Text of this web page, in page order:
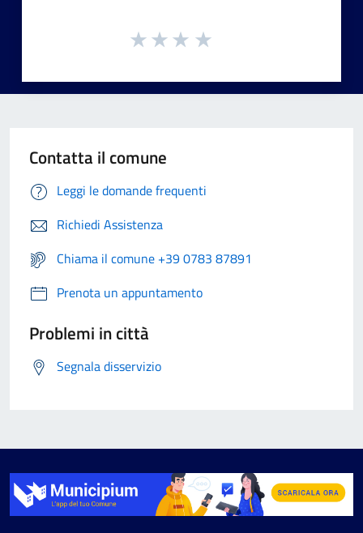
Contatta il comune
Leggi le domande frequenti
Richiedi Assistenza
Chiama il comune +39 0783 87891
Prenota un appuntamento
Problemi in città
Segnala disservizio